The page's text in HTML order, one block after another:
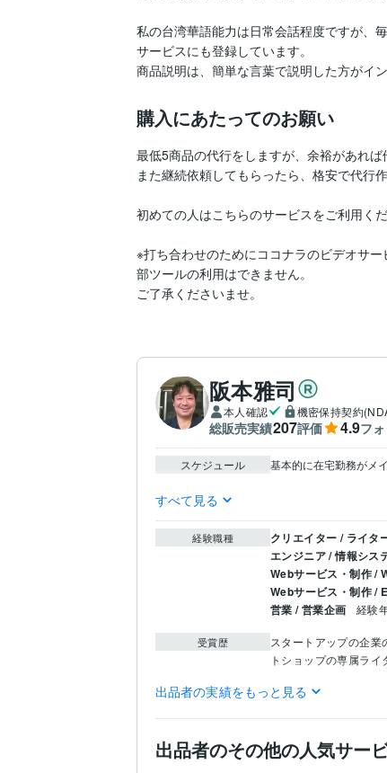
私の台湾華語能力は日常会話程度ですが、
サービスにも登録しています。
購入にあたってのお願い
最低5商品の代行をしますが、余裕があれば
また継続依頼してもらったら、格安で代行
初めての人はこちらのサービスをご利用くだ
※打ち合わせのためにココナラのビデオサ
部ツールの利用はできません。
ご了承くださいませ。
阪本雅司
本人確認 機密保持契約
総販売実績207評価 4.9フ
スケジュール 基本的に在宅勤務がメ
すべて見る
経験職種 クリエイター / ライタ
エンジニア / 情報シス
Webサービス・制作 /
Webサービス・制作 /
営業 / 営業企画 経験
受賞歴 スタートアップの企業
トショップの専属ライ
得意分野 ライティング・翻訳
出品者の実績をもっと見る
出品者のその他の人気サー